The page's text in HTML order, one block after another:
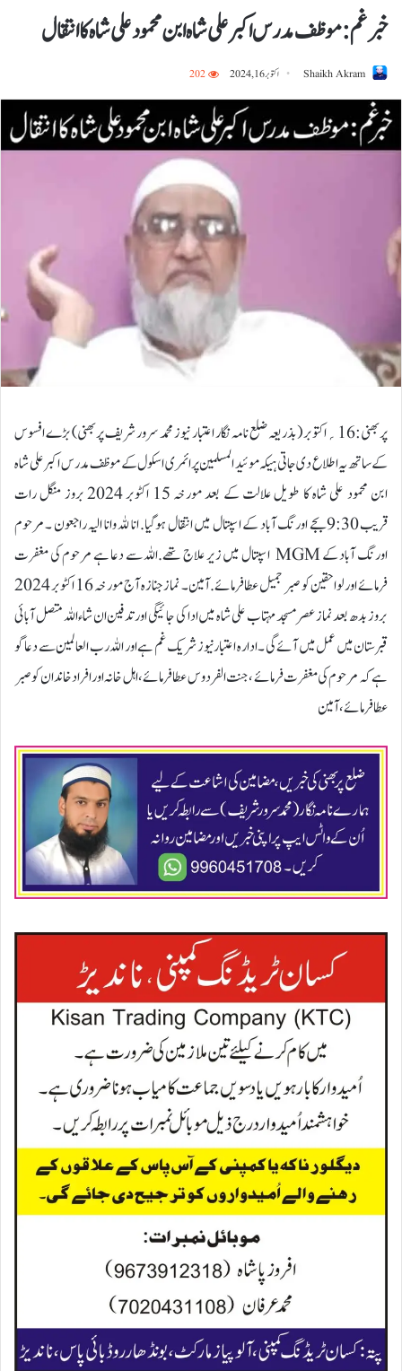
خبر غم:موظف مدرس اکبر علی شاہ ابن محمود علی شاہ کاانتقال
Shaikh Akram اکتوبر 16, 2024 202
پربھنی:16؍اکتوبر ( بذریعہ ضلع نامہ نگار اعتبار نیوز محمد سرور شریف پربھنی) بڑے افسوس
کے ساتھ یہ اطلاع دی جاتی ہیکہ موئید المسلمین پرائمری اسکول کے موظف مدرس اکبر علی شاہ
ابن محمود علی شاہ کا طویل علالت کے بعد مورخہ 15 اکٹوبر 2024 بروز منگل رات
قریب 9:30بجے اورنگ آباد کے اسپتال میں انتقال ہوگیا. انا للہ وانا الیہ راجعون ۔ مرحوم
اورنگ آباد کے MGM اسپتال میں زیر علاج تھے.اللہ سے دعا ہے مرحوم کی مغفرت
فرمائے اور لواحقین کو صبر جمیل عطا فرمائے.آمین۔ نماز جنازہ آج مورخہ 16 اکٹوبر 2024
بروز بدھ بعد نماز عصر مسجد مہتاب علی شاہ میں ادا کی جائیگی اور تدفین ان شاءاللہ متصل آبائی
قبرستان میں عمل میں آئے گی ۔ ادارہ اعتبار نیوز شریک غم ہے اور اللہ رب العالمین سے دعا گو
ہے کہ مرحوم کی مغفرت فرمائے ، جنت الفردوس عطا فرمائے، اہل خانہ اور افراد خاندان کو صبر
عطا فرمائے، آمین